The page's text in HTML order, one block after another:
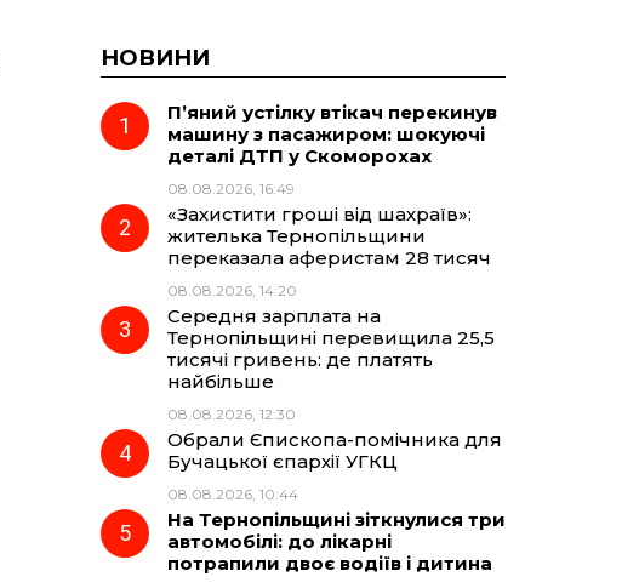
НОВИНИ
П’яний устілку втікач перекинув
машину з пасажиром: шокуючі
деталі ДТП у Скоморохах
08.08.2026, 16:49
«Захистити гроші від шахраїв»:
жителька Тернопільщини
переказала аферистам 28 тисяч
08.08.2026, 14:20
Середня зарплата на
Тернопільщині перевищила 25,5
тисячі гривень: де платять
найбільше
08.08.2026, 12:30
Обрали Єпископа-помічника для
Бучацької єпархії УГКЦ
08.08.2026, 10:44
На Тернопільщині зіткнулися три
автомобілі: до лікарні
потрапили двоє водіїв і дитина